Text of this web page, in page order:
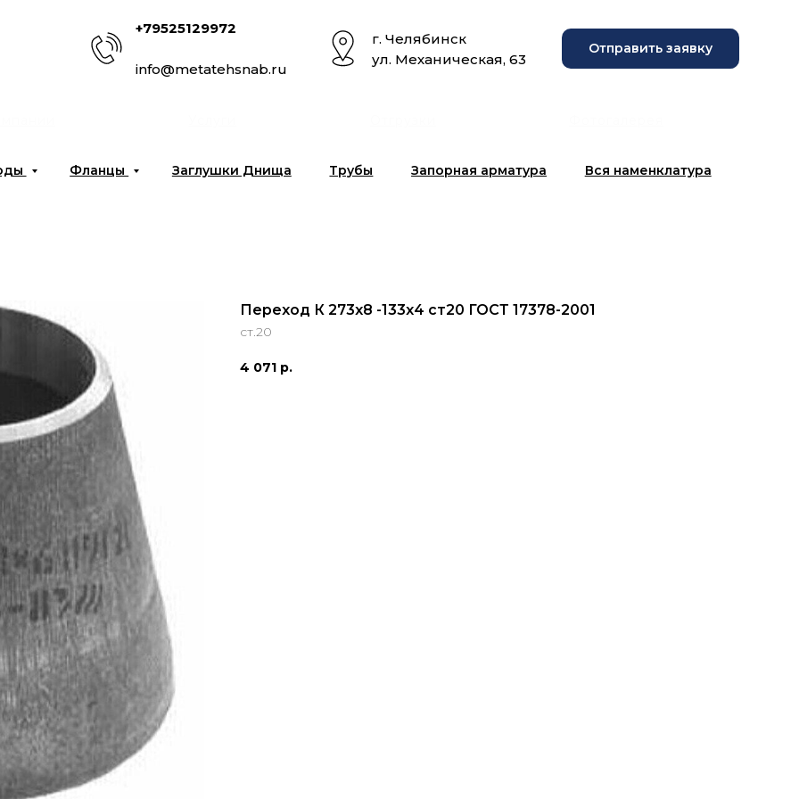
+79525129972
info@metatehsnab.ru
г. Челябинск
ул. Механическая, 63
Отправить заявку
Фланцы Заглушки Днища Трубы Запорная арматура Вся наменклатура
Переход К 273х8 -133х4 ст20 ГОСТ 17378-2001
ст.20
4 071 р.